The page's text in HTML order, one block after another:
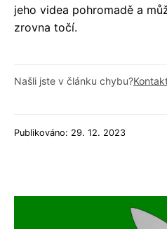
jeho videa pohromadě a
zrovna točí.
Našli jste v článku chybu?
Publikováno: 29. 12. 2023